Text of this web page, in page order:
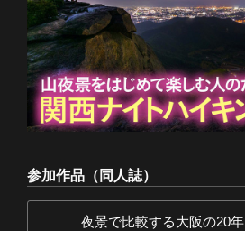
参加作品（同人誌）
夜景で比較する大阪の20年